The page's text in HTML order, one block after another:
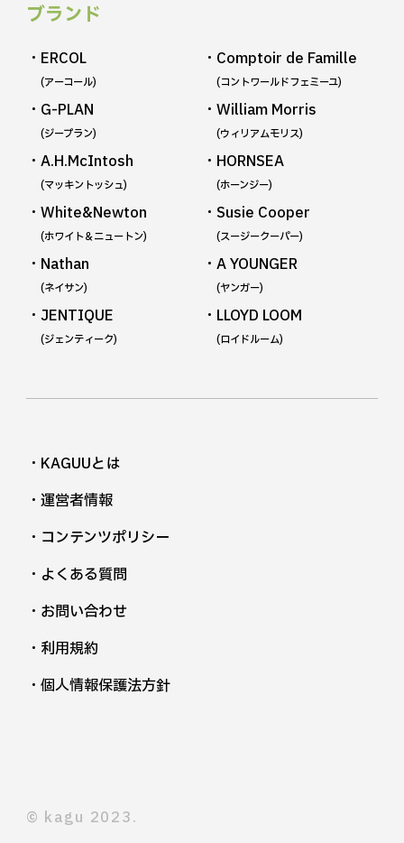
・KAGUUとは
・運営者情報
・コンテンツポリシー
・よくある質問
・お問い合わせ
・利用規約
・個人情報保護法方針
ブランド
・ERCOL
(アーコール)
・Comptoir de Famille
(コントワールドフェミーユ)
・G-PLAN
(ジープラン)
・William Morris
(ウィリアムモリス)
・A.H.McIntosh
(マッキントッシュ)
・HORNSEA
(ホーンジー)
・White&Newton
(ホワイト＆ニュートン)
・Susie Cooper
(スージークーパー)
・Nathan
(ネイサン)
・A YOUNGER
(ヤンガー)
・JENTIQUE
(ジェンティーク)
・LLOYD LOOM
(ロイドルーム)
©︎ kagu 2023.